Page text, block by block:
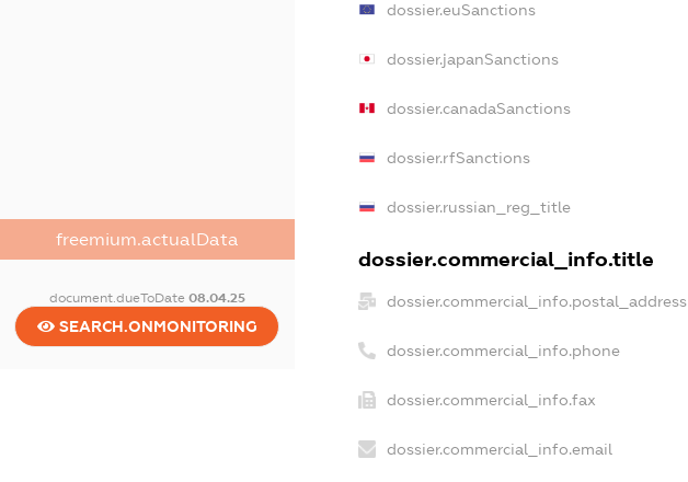
freemium.actualData
document.dueToDate 08.04.25
SEARCH.ONMONITORING
dossier.euSanctions
dossier.japanSanctions
dossier.canadaSanctions
dossier.rfSanctions
dossier.russian_reg_title
dossier.commercial_info.title
dossier.commercial_info.postal_address
dossier.commercial_info.phone
dossier.commercial_info.fax
dossier.commercial_info.email